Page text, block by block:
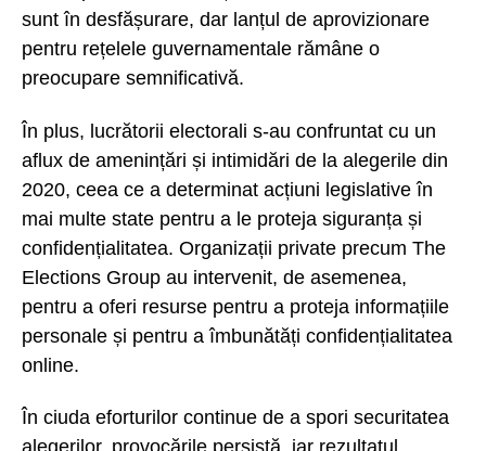
sunt în desfășurare, dar lanțul de aprovizionare
pentru rețelele guvernamentale rămâne o
preocupare semnificativă.
În plus, lucrătorii electorali s-au confruntat cu un
aflux de amenințări și intimidări de la alegerile din
2020, ceea ce a determinat acțiuni legislative în
mai multe state pentru a le proteja siguranța și
confidențialitatea. Organizații private precum The
Elections Group au intervenit, de asemenea,
pentru a oferi resurse pentru a proteja informațiile
personale și pentru a îmbunătăți confidențialitatea
online.
În ciuda eforturilor continue de a spori securitatea